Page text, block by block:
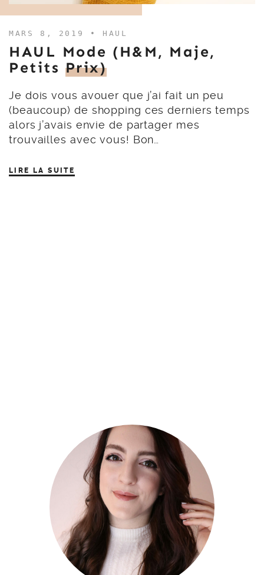
MARS 8, 2019 • HAUL
HAUL Mode (H&M, Maje,
Petits Prix)
Je dois vous avouer que j’ai fait un peu
(beaucoup) de shopping ces derniers temps
alors j’avais envie de partager mes
trouvailles avec vous! Bon…
LIRE LA SUITE